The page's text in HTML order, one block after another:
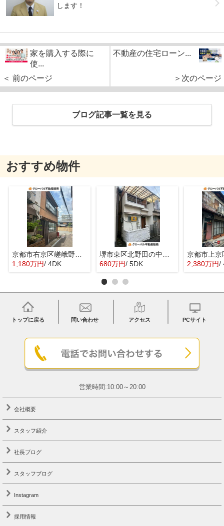
します！
家を購入する際に
使...
＜ 前のページ
不動産の住宅ローン...
＞次のページ
ブログ記事一覧を見る
おすすめ物件
京都市右京区嵯峨野宮ノ元町の中古一戸建
1,180万円/ 4DK
680万円/ 5DK 2,380万円/
トップに戻る 問い合わせ アクセス PCサイト
営業時間:10:00～20:00
会社概要
スタッフ紹介
社長ブログ
スタッフブログ
Instagram
採用情報